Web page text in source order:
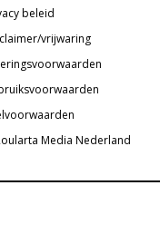
beleid
vrijwaring
Media Nederland